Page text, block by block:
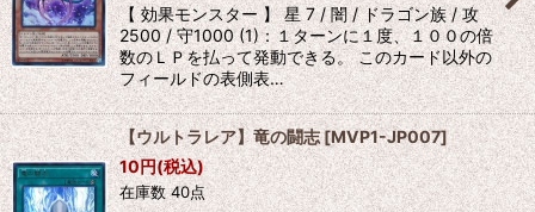
【 効果モンスター 】 星 7 / 闇 / ドラゴン族 / 攻
2500 / 守1000 (1)：１ターンに１度、１００の倍
数のＬＰを払って発動できる。 このカード以外の
フィールドの表側表…
【ウルトラレア】竜の闘志[MVP1-JP007]
10円(税込)
在庫数 40点